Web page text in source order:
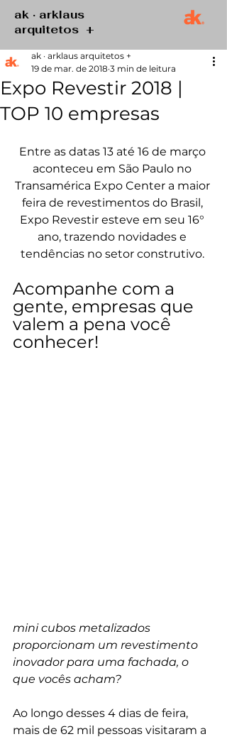
ak · arklaus
arquitetos +
Expo Revestir 2018 |
TOP 10 empresas
ak · arklaus arquitetos +
19 de mar. de 2018 3 min de leitura
Entre as datas 13 até 16 de março
aconteceu em São Paulo no
Transamérica Expo Center a maior
feira de revestimentos do Brasil,
Expo Revestir esteve em seu 16°
ano, trazendo novidades e
tendências no setor construtivo.
Acompanhe com a
gente, empresas que
valem a pena você
conhecer!
mini cubos metalizados
proporcionam um revestimento
inovador para uma fachada, o
que vocês acham?
Ao longo desses 4 dias de feira,
mais de 62 mil pessoas visitaram a